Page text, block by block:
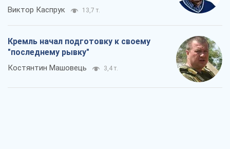
Виктор Каспрук 13,7 т.
Кремль начал подготовку к своему
"последнему рывку"
Костянтин Машовець 3,4 т.